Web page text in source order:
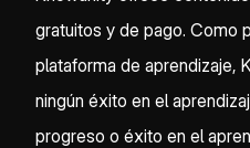
gratuitos y de pago. Como
plataforma de aprendizaje,
ningún éxito en el
progreso o éxito en el